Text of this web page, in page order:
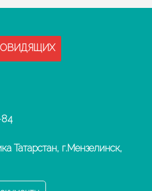
84
Татарстан, г.Мензелинск,